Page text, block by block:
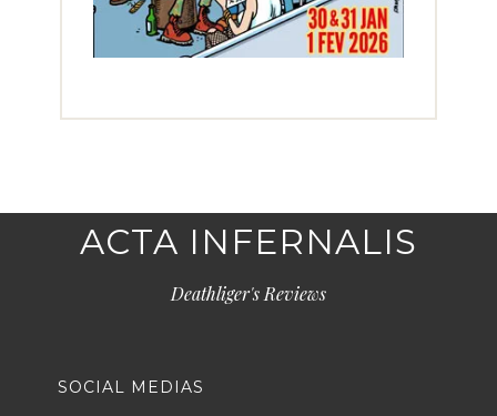
ACTA INFERNALIS
Deathliger's Reviews
SOCIAL MEDIAS